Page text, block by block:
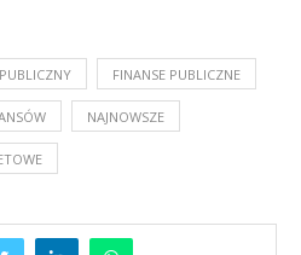
FINANSE PUBLICZNE
NAJNOWSZE